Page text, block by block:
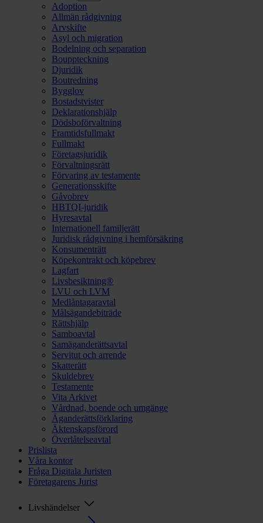
Adoption
Allmän rådgivning
Arvskifte
Asyl och migration
Bodelning och separation
Bouppteckning
Djuridik
Boutredning
Bygglov
Bostadstvister
Deklarationshjälp
Dödsboförvaltning
Framtidsfullmakt
Fullmakt
Företagsjuridik
Förvaltningsrätt
Förvaring av testamente
Generationsskifte
Gåvobrev
HBTQI-juridik
Hyresavtal
Internationell familjerätt
Juridisk rådgivning i hemförsäkring
Konsumenträtt
Köpekontrakt och köpebrev
Lagfart
Livsbesiktning®
LVU och LVM
Medlåntagaravtal
Målsägandebiträde
Rättshjälp
Samboavtal
Samäganderättsavtal
Servitut och arrende
Skatterätt
Skuldebrev
Testamente
Vita Arkivet
Vårdnad, boende och umgänge
Äganderättsförklaring
Äktenskapsförord
Överlåtelseavtal
Prislista
Våra kontor
Fråga Digitala Juristen
Företagarens Jurist
Livshändelser